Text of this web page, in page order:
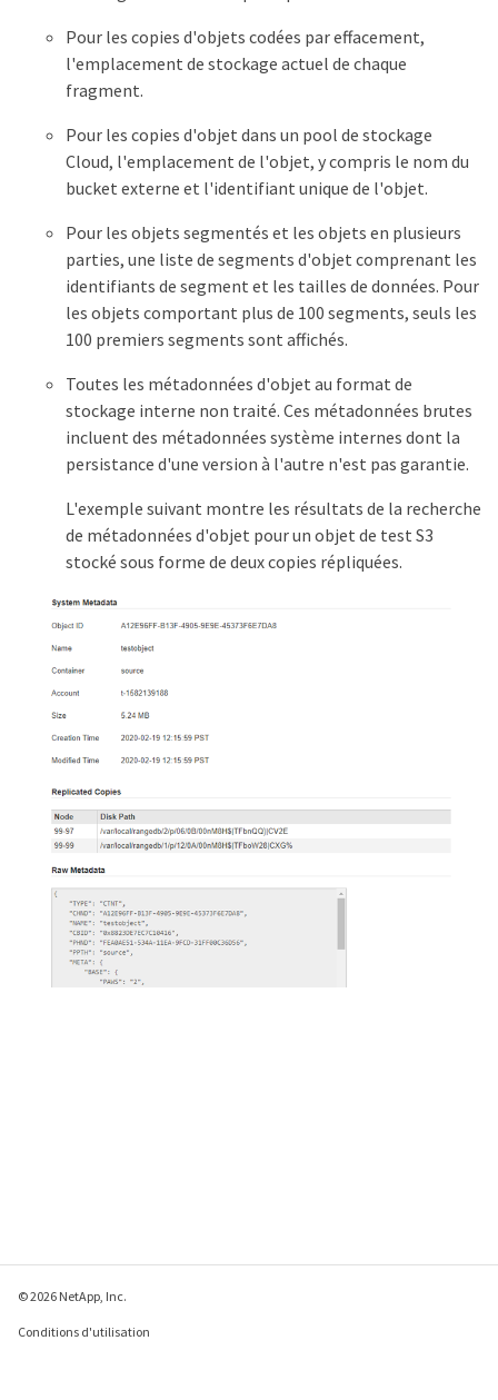
Pour les copies d'objets codées par effacement,
l'emplacement de stockage actuel de chaque
fragment.
Pour les copies d'objet dans un pool de stockage
Cloud, l'emplacement de l'objet, y compris le nom du
bucket externe et l'identifiant unique de l'objet.
Pour les objets segmentés et les objets en plusieurs
parties, une liste de segments d'objet comprenant les
identifiants de segment et les tailles de données. Pour
les objets comportant plus de 100 segments, seuls les
100 premiers segments sont affichés.
Toutes les métadonnées d'objet au format de
stockage interne non traité. Ces métadonnées brutes
incluent des métadonnées système internes dont la
persistance d'une version à l'autre n'est pas garantie.
L'exemple suivant montre les résultats de la recherche
de métadonnées d'objet pour un objet de test S3
stocké sous forme de deux copies répliquées.
© 2026 NetApp, Inc.
Conditions d'utilisation